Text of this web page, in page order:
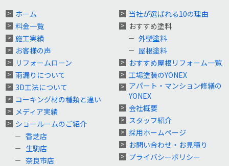
ホーム
料金一覧
施工実績
お客様の声
リフォームローン
雨漏りについて
3D工法について
コーキング材の種類と違い
メディア実績
ショールームのご紹介
香芝店
生駒店
奈良市店
当社が選ばれる10の理由
おすすめ塗料
外壁塗料
屋根塗料
おすすめ屋根リフォーム一覧
工場塗装のYONEX
アパート・マンション修繕の
YONEX
会社概要
スタッフ紹介
採用ホームページ
お問い合わせ・お見積り
プライバシーポリシー